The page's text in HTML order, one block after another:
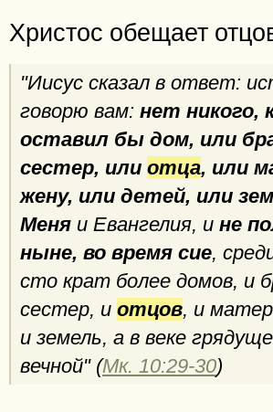
Христос обещает
"Иисус сказал в ответ:
говорю вам: нет никого,
оставил бы дом, или
сестер, или отца, или
жену, или детей, или
Меня и Евангелия, и не
ныне, во время сие,
сто крат более домов, и
сестер, и отцов, и
и земель, а в веке
вечной" (Мк. 10:29-30)